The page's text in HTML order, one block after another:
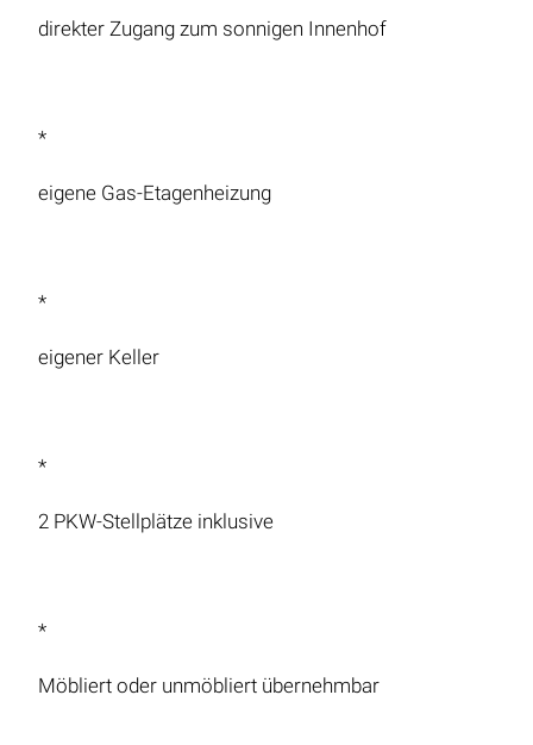
direkter Zugang zum sonnigen Innenhof
*
eigene Gas-Etagenheizung
*
eigener Keller
*
2 PKW-Stellplätze inklusive
*
Möbliert oder unmöbliert übernehmbar